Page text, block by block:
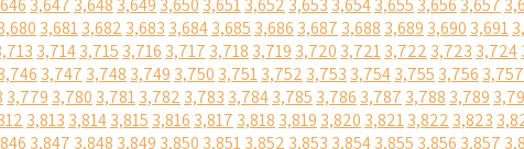
3,647 3,648 3,649 3,650 3,6513,652 3,653 3,6543,655 3,656 3,657
3,6813,682 3,683 3,6843,685 3,686 3,687 3,688 3,689 3,690 3,691
3,7143,715 3,716 3,717 3,718 3,719 3,720 3,7213,722 3,723 3,724
3,747 3,748 3,749 3,750 3,7513,752 3,753 3,7543,755 3,756 3,757
3,779 3,780 3,7813,782 3,783 3,7843,785 3,786 3,787 3,788 3,789
3,813 3,8143,815 3,816 3,817 3,818 3,819 3,820 3,8213,822 3,823
3,847 3,848 3,849 3,850 3,8513,852 3,853 3,8543,855 3,856 3,857